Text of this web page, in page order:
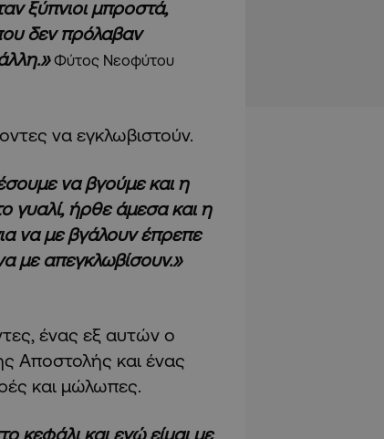
ξύπνιοι μπροστά,
δεν πρόλαβαν
Φύτος Νεοφύτου
να εγκλωβιστούν.
να βγούμε και η
γυαλί, ήρθε άμεσα και η
να με βγάλουν έπρεπε
με απεγκλωβίσουν.»
ένας εξ αυτών ο
Αποστολής και ένας
και μώλωπες.
κεφάλι και εγώ είμαι με